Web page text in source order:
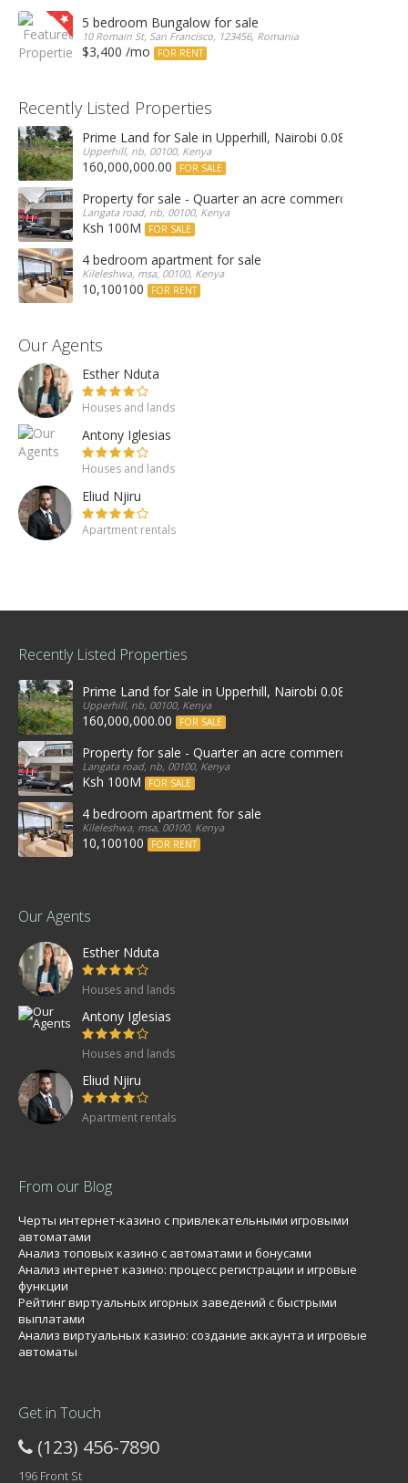
5 bedroom Bungalow for sale
10 Romain St, San Francisco, 123456, Romania
$3,400 /mo FOR RENT
Recently Listed Properties
Prime Land for Sale in Upperhill, Nairobi 0.0886Ha
Upperhill, nb, 00100, Kenya
160,000,000.00 FOR SALE
Property for sale - Quarter an acre commercial
Langata road, nb, 00100, Kenya
Ksh 100M FOR SALE
4 bedroom apartment for sale
Kileleshwa, msa, 00100, Kenya
10,100100 FOR RENT
Our Agents
Esther Nduta
Houses and lands
Antony Iglesias
Houses and lands
Eliud Njiru
Apartment rentals
Recently Listed Properties
Prime Land for Sale in Upperhill, Nairobi 0.0886Ha
Upperhill, nb, 00100, Kenya
160,000,000.00 FOR SALE
Property for sale - Quarter an acre commercial
Langata road, nb, 00100, Kenya
Ksh 100M FOR SALE
4 bedroom apartment for sale
Kileleshwa, msa, 00100, Kenya
10,100100 FOR RENT
Our Agents
Esther Nduta
Houses and lands
Antony Iglesias
Houses and lands
Eliud Njiru
Apartment rentals
From our Blog
Черты интернет-казино с привлекательными игровыми
автоматами
Анализ топовых казино с автоматами и бонусами
Анализ интернет казино: процесс регистрации и игровые
функции
Рейтинг виртуальных игорных заведений с быстрыми
выплатами
Анализ виртуальных казино: создание аккаунта и игровые
автоматы
Get in Touch
(123) 456-7890
196 Front St